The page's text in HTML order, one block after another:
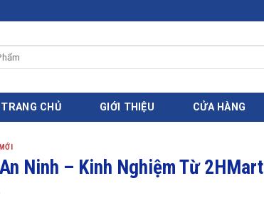
TRANG CHỦ GIỚI THIỆU CỬA HÀNG
Ninh – Kinh Nghiệm Từ 2HMart